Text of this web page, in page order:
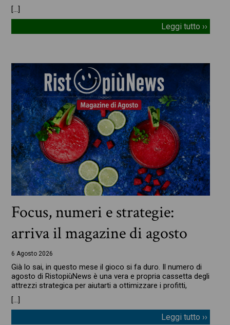
[…]
Leggi tutto ››
Focus, numeri e strategie:
arriva il magazine di agosto
6 Agosto 2026
Già lo sai, in questo mese il gioco si fa duro. Il numero di
agosto di RistopiùNews è una vera e propria cassetta degli
attrezzi strategica per aiutarti a ottimizzare i profitti,
[…]
Leggi tutto ››